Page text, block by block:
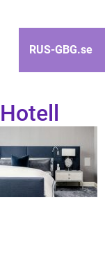
RUS-GBG.se
Hotell